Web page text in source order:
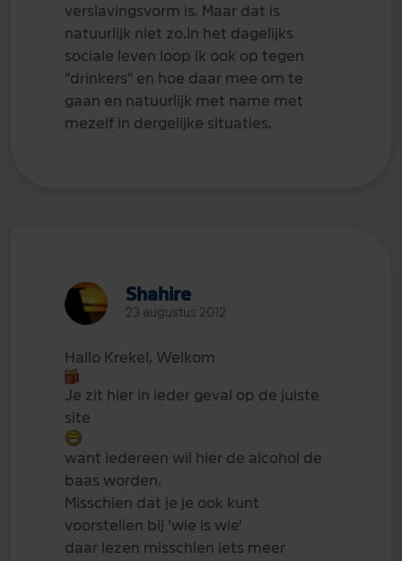
verslavingsvorm is. Maar dat is
natuurlijk niet zo.In het dagelijks
sociale leven loop ik ook op tegen
"drinkers" en hoe daar mee om te
gaan en natuurlijk met name met
mezelf in dergelijke situaties.
Shahire
23 augustus 2012
Hallo Krekel, Welkom
Je zit hier in ieder geval op de juiste
site
want iedereen wil hier de alcohol de
baas worden.
Misschien dat je je ook kunt
voorstellen bij 'wie is wie'
daar lezen misschien iets meer